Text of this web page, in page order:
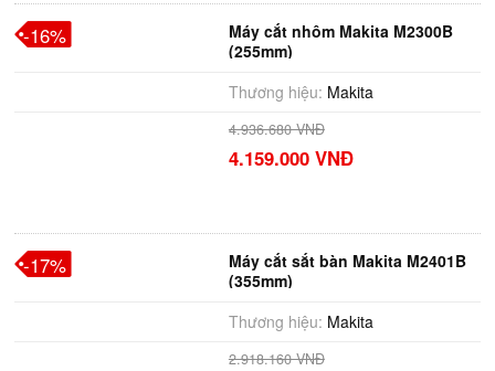
Máy cắt nhôm Makita M2300B
(255mm)
Thương hiệu: Makita
4.936.680 VNĐ
4.159.000 VNĐ
-16%
Máy cắt sắt bàn Makita M2401B
(355mm)
Thương hiệu: Makita
2.918.160 VNĐ
-17%